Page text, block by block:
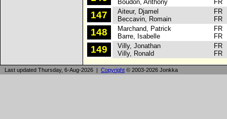
Boudon, Anthony
FR
147
Aiteur, Djamel
Beccavin, Romain
FR
FR
148
Marchand, Patrick
Barre, Isabelle
FR
FR
149
Villy, Jonathan
Villy, Ronald
FR
FR
Last updated Thursday, 6-Aug-2026 | Copyright © 2003-2026 Jonkka